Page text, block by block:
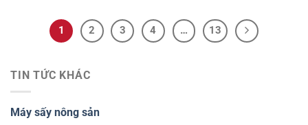
1 2 3 4 … 13
TIN TỨC KHÁC
Máy sấy nông sản